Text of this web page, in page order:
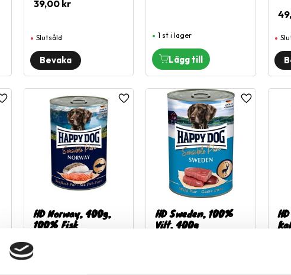
39,00kr
Slutsåld 1 st i lager
Lägg till i favoriter
HD Norway, 400g,
100% Fisk
Lägg till i favoriter
HD Sweden, 100%
Vilt, 400g
Lägg till i